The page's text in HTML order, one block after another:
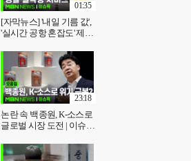
[자막뉴스] '내일 기름 값',
'실시간 공항 혼잡도' 제공
01:35
논란 속 백종원, K-소스로
글로벌 시장 도전 | 이슈픽
23:18